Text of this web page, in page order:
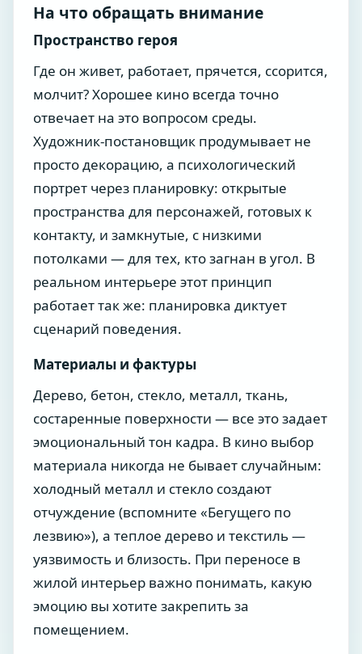
На что обращать внимание
Пространство героя
Где он живет, работает, прячется, ссорится,
молчит? Хорошее кино всегда точно
отвечает на это вопросом среды.
Художник-постановщик продумывает не
просто декорацию, а психологический
портрет через планировку: открытые
пространства для персонажей, готовых к
контакту, и замкнутые, с низкими
потолками — для тех, кто загнан в угол. В
реальном интерьере этот принцип
работает так же: планировка диктует
сценарий поведения.
Материалы и фактуры
Дерево, бетон, стекло, металл, ткань,
состаренные поверхности — все это задает
эмоциональный тон кадра. В кино выбор
материала никогда не бывает случайным:
холодный металл и стекло создают
отчуждение (вспомните «Бегущего по
лезвию»), а теплое дерево и текстиль —
уязвимость и близость. При переносе в
жилой интерьер важно понимать, какую
эмоцию вы хотите закрепить за
помещением.